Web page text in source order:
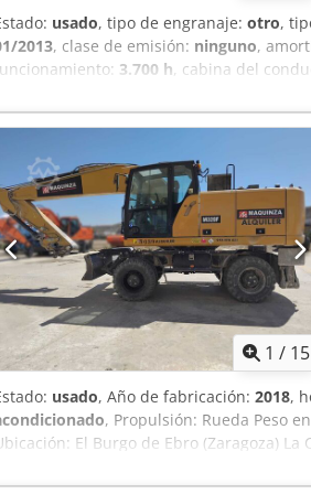
usado, tipo de engranaje: otro,
2013, clase de emisión: ninguno,
3.700 h, cabina del
1 / 15
usado, Año de fabricación: 2018,
, Propulsión: Rueda Peso
El Burgo de Ebro (Zaragoza)
excavadora sobre ruedas está lista para
avanzados y funcionamiento